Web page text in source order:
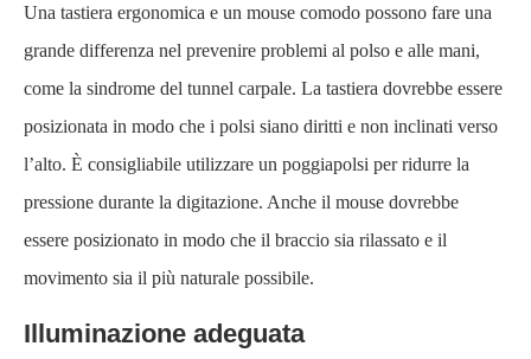
Una tastiera ergonomica e un mouse comodo possono fare una
grande differenza nel prevenire problemi al polso e alle mani,
come la sindrome del tunnel carpale. La tastiera dovrebbe essere
posizionata in modo che i polsi siano diritti e non inclinati verso
l’alto. È consigliabile utilizzare un poggiapolsi per ridurre la
pressione durante la digitazione. Anche il mouse dovrebbe
essere posizionato in modo che il braccio sia rilassato e il
movimento sia il più naturale possibile.
Illuminazione adeguata